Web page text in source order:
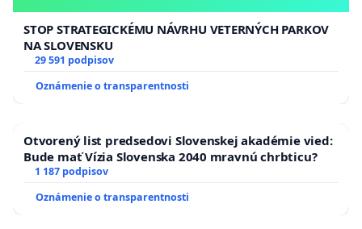
STOP STRATEGICKÉMU NÁVRHU VETERNÝCH PARKOV
NA SLOVENSKU
29 591 podpisov
Oznámenie o transparentnosti
Otvorený list predsedovi Slovenskej akadémie vied:
Bude mať Vízia Slovenska 2040 mravnú chrbticu?
1 187 podpisov
Oznámenie o transparentnosti